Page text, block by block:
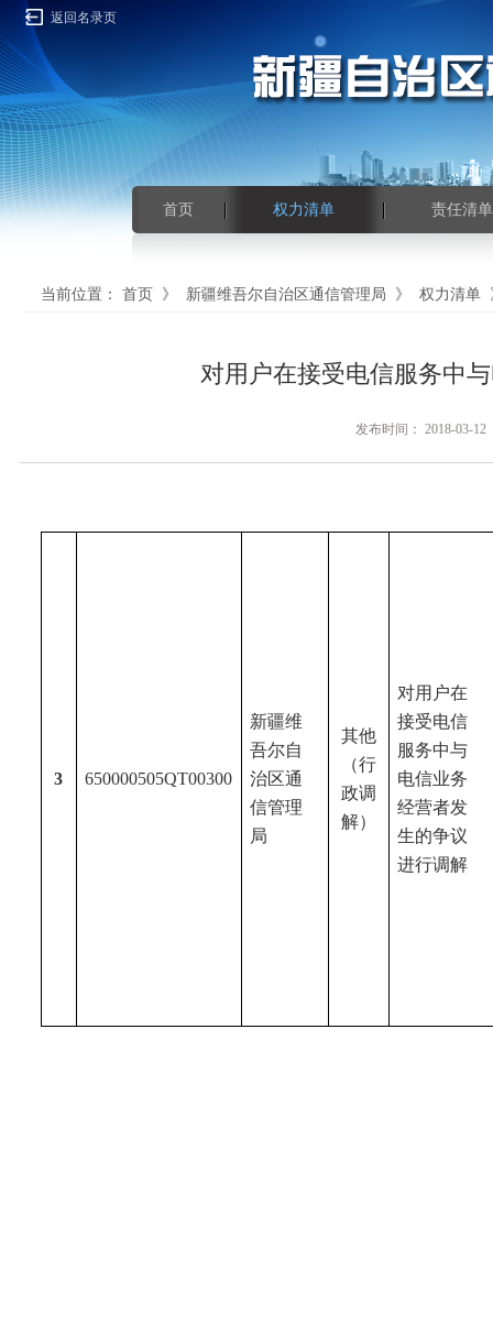
返回名录页
首页 权力清单 责任清单
当前位置： 首页 》 新疆维吾尔自治区通信管理局 》 权力清单
对用户在接受电信服务中
发布时间： 2018-03-
3 650000505QT00300
新疆维
吾尔自
治区通
信管理
局
其他
（行
政调
解）
对用户在
接受电信
服务中与
电信业务
经营者发
生的争议
进行调解